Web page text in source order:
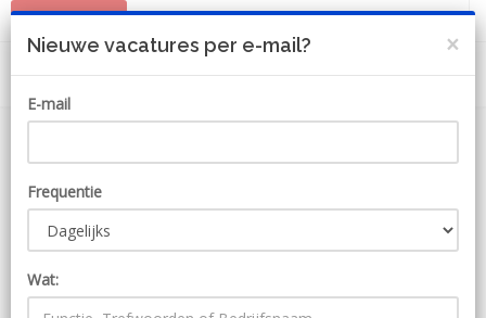
PLAATS JOB MIJN ACCOUNT
ZOEKEN
×
Nieuwe vacatures per e-mail?
E-mail
Frequentie
Wat: